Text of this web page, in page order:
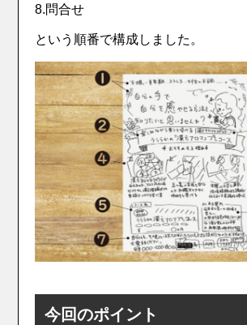
8.問合せ
という順番で構成しました。
今回のポイント